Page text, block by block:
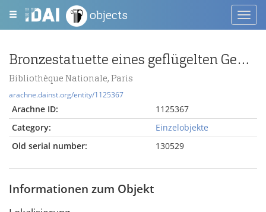
objects
Bronzestatuette eines geflügelten Genius
Bibliothèque Nationale, Paris
arachne.dainst.org/entity/1125367
Arachne ID:
1125367
Category:
Einzelobjekte
Old serial number:
130529
Informationen zum Objekt